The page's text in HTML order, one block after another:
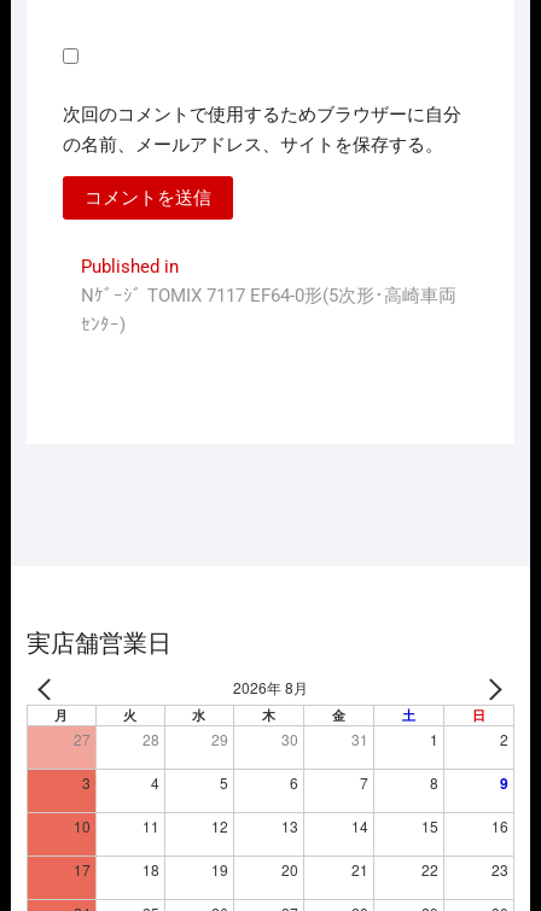
次回のコメントで使用するためブラウザーに自分
の名前、メールアドレス、サイトを保存する。
投
稿
Published in
Nｹﾞｰｼﾞ TOMIX 7117 EF64-0形(5次形･高崎車両
ｾﾝﾀｰ)
実店舗営業日
2026年 8月
月 火 水 木 金 土 日
27 28 29 30 31 1 2
3 4 5 6 7 8 9
10 11 12 13 14 15 16
17 18 19 20 21 22 23